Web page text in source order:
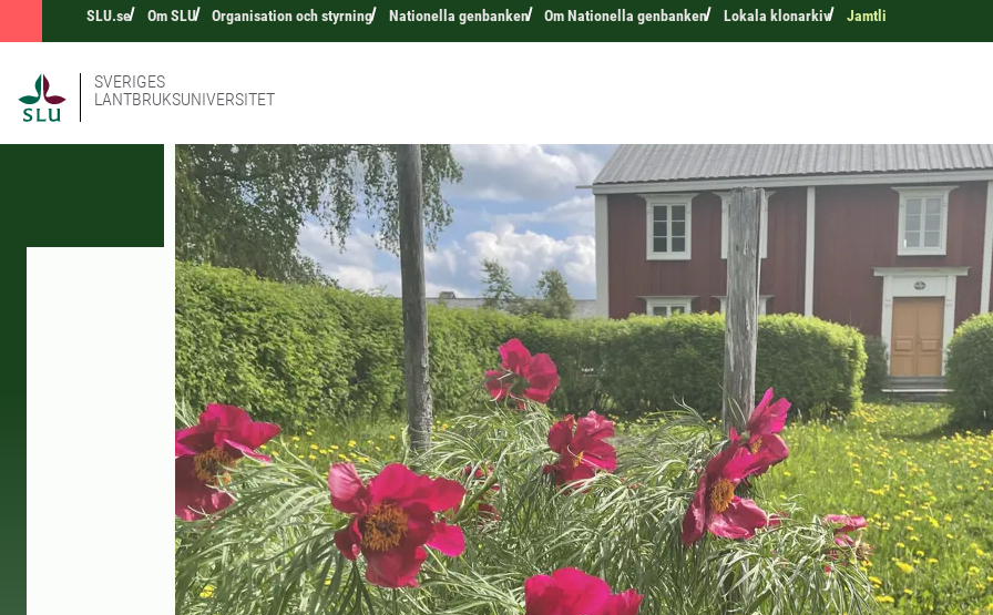
SLU.se Om SLU Organisation och styrning Nationella genbanken Om Nationella genbanken Lokala klonarkiv Jamtli
SVERIGES
LANTBRUKSUNIVERSITET